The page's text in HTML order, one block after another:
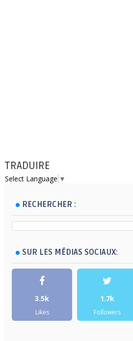
TRADUIRE
Select Language ▼
RECHERCHER :
SUR LES MÉDIAS SOCIAUX:
3.5k
Likes
1.7k
Followers